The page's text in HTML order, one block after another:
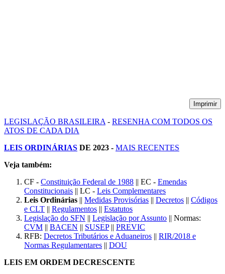
Imprimir
LEGISLAÇÃO BRASILEIRA - RESENHA COM TODOS OS
ATOS DE CADA DIA
LEIS ORDINÁRIAS DE 2023 - MAIS RECENTES
Veja também:
CF - Constituição Federal de 1988 || EC - Emendas
Constitucionais || LC - Leis Complementares
Leis Ordinárias || Medidas Provisórias || Decretos || Códigos
e CLT || Regulamentos || Estatutos
Legislação do SFN || Legislação por Assunto || Normas:
CVM || BACEN || SUSEP|| PREVIC
RFB: Decretos Tributários e Aduaneiros || RIR/2018 e
Normas Regulamentares || DOU
LEIS EM ORDEM DECRESCENTE